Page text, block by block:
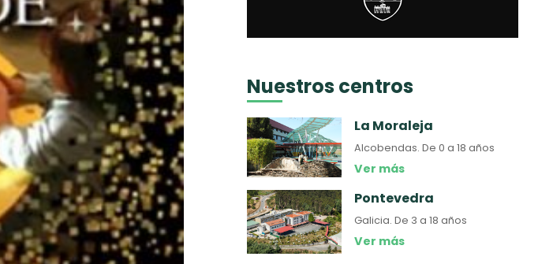
Nuestros centros
La Moraleja
Alcobendas.De 0 a 18 años
Ver más
Pontevedra
Galicia.De 3 a 18 años
Ver más